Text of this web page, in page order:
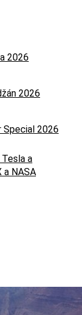
2026
2026
Special 2026
a
a NASA